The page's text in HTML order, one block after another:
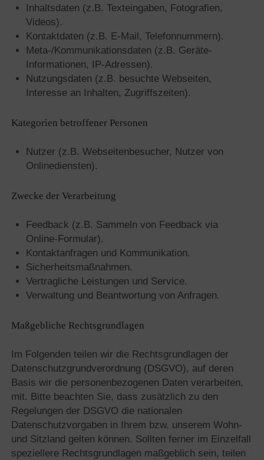
Inhaltsdaten (z.B. Texteingaben, Fotografien,
Videos).
Kontaktdaten (z.B. E-Mail, Telefonnummern).
Meta-/Kommunikationsdaten (z.B. Geräte-
Informationen, IP-Adressen).
Nutzungsdaten (z.B. besuchte Webseiten,
Interesse an Inhalten, Zugriffszeiten).
Kategorien betroffener Personen
Nutzer (z.B. Webseitenbesucher, Nutzer von
Onlinediensten).
Zwecke der Verarbeitung
Feedback (z.B. Sammeln von Feedback via
Online-Formular).
Kontaktanfragen und Kommunikation.
Sicherheitsmaßnahmen.
Vertragliche Leistungen und Service.
Verwaltung und Beantwortung von Anfragen.
Maßgebliche Rechtsgrundlagen
Im Folgenden teilen wir die Rechtsgrundlagen der
Datenschutzgrundverordnung (DSGVO), auf deren
Basis wir die personenbezogenen Daten verarbeiten,
mit. Bitte beachten Sie, dass zusätzlich zu den
Regelungen der DSGVO die nationalen
Datenschutzvorgaben in Ihrem bzw. unserem Wohn-
und Sitzland gelten können. Sollten ferner im Einzelfall
speziellere Rechtsgrundlagen maßgeblich sein, teilen